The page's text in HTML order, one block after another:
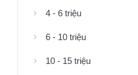
4 - 6 triệu
6 - 10 triệu
10 - 15 triệu